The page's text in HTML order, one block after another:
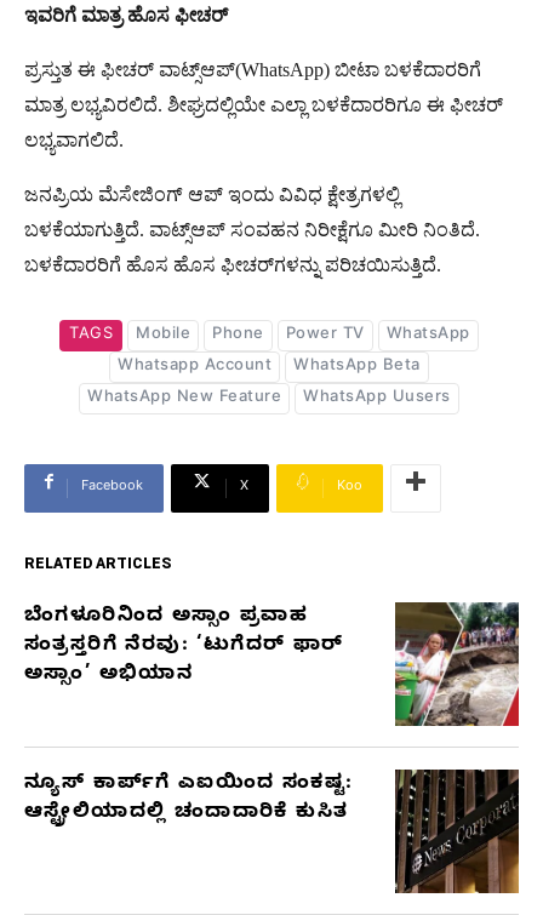
ಇವರಿಗೆ ಮಾತ್ರ ಹೊಸ ಫೀಚರ್
ಪ್ರಸ್ತುತ ಈ ಫೀಚರ್ ವಾಟ್ಸ್​ಆಪ್​(WhatsApp) ಬೀಟಾ ಬಳಕೆದಾರರಿಗೆ
ಮಾತ್ರ ಲಭ್ಯವಿರಲಿದೆ. ಶೀಘ್ರದಲ್ಲಿಯೇ ಎಲ್ಲಾ ಬಳಕೆದಾರರಿಗೂ ಈ ಫೀಚರ್
ಲಭ್ಯವಾಗಲಿದೆ.
ಜನಪ್ರಿಯ ಮೆಸೇಜಿಂಗ್ ಆಪ್ ಇಂದು ವಿವಿಧ ಕ್ಷೇತ್ರಗಳಲ್ಲಿ
ಬಳಕೆಯಾಗುತ್ತಿದೆ. ವಾಟ್ಸ್​ಆಪ್ ಸಂವಹನ ನಿರೀಕ್ಷೆಗೂ ಮೀರಿ ನಿಂತಿದೆ.
ಬಳಕೆದಾರರಿಗೆ ಹೊಸ ಹೊಸ ಫೀಚರ್​ಗಳನ್ನು ಪರಿಚಯಿಸುತ್ತಿದೆ.
TAGS Mobile Phone Power TV
WhatsApp
Whatsapp Account
WhatsApp Beta
WhatsApp New Feature
WhatsApp Uusers
Facebook X Koo
RELATED ARTICLES
RELATED
ARTICLES
ಬೆಂಗಳೂರಿನಿಂದ ಅಸ್ಸಾಂ ಪ್ರವಾಹ
ಸಂತ್ರಸ್ತರಿಗೆ ನೆರವು: ‘ಟುಗೆದರ್ ಫಾರ್
ಅಸ್ಸಾಂ’ ಅಭಿಯಾನ
ನ್ಯೂಸ್ ಕಾರ್ಪ್‌ಗೆ ಎಐಯಿಂದ ಸಂಕಷ್ಟ:
ಆಸ್ಟ್ರೇಲಿಯಾದಲ್ಲಿ ಚಂದಾದಾರಿಕೆ ಕುಸಿತ